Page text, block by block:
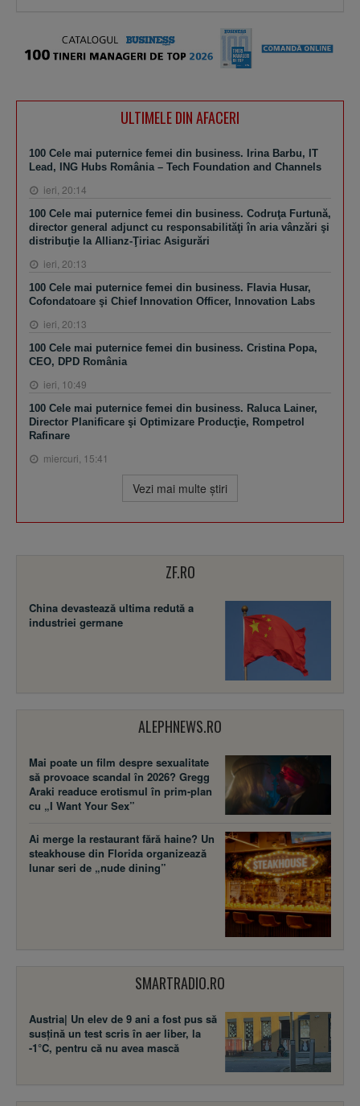
ULTIMELE DIN AFACERI
100 Cele mai puternice femei din business. Irina Barbu, IT
Lead, ING Hubs România – Tech Foundation and Channels
ieri, 20:14
100 Cele mai puternice femei din business. Codruţa Furtună,
director general adjunct cu responsabilităţi în aria vânzări şi
distribuţie la Allianz-Ţiriac Asigurări
ieri, 20:13
100 Cele mai puternice femei din business. Flavia Husar,
Cofondatoare şi Chief Innovation Officer, Innovation Labs
ieri, 20:13
100 Cele mai puternice femei din business. Cristina Popa,
CEO, DPD România
ieri, 10:49
100 Cele mai puternice femei din business. Raluca Lainer,
Director Planificare şi Optimizare Producţie, Rompetrol
Rafinare
miercuri, 15:41
Vezi mai multe ştiri
ZF.RO
China devastează ultima redută a
industriei germane
ALEPHNEWS.RO
Mai poate un film despre sexualitate
să provoace scandal în 2026? Gregg
Araki readuce erotismul în prim-plan
cu „I Want Your Sex”
Ai merge la restaurant fără haine? Un
steakhouse din Florida organizează
lunar seri de „nude dining”
SMARTRADIO.RO
Austria| Un elev de 9 ani a fost pus să
susţină un test scris în aer liber, la
-1°C, pentru că nu avea mască